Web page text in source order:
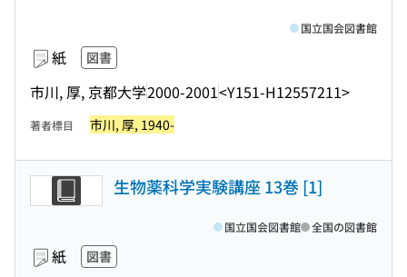
紙 図書
市川, 厚, 京都大学2000-2001<Y151-H12557211>
国立国会図書館
著者標目 市川, 厚, 1940-
生物薬科学実験講座 13巻 [1]
紙 図書
国立国会図書館 全国の図書館